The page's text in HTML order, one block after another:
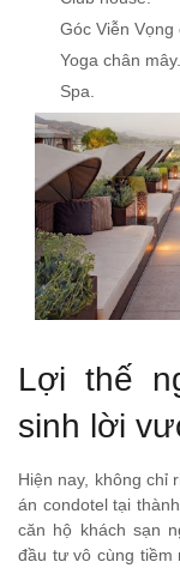
Góc Viễn Vọng
Yoga chân mây.
Spa.
Lợi thế
sinh lời
Hiện nay, không chỉ
án condotel tại
căn hộ khách sạn
đầu tư vô cùng tiềm